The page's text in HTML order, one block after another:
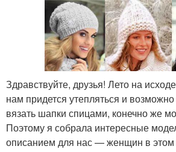
Здравствуйте, друзья! Лето на
нам придется утепляться и
вязать шапки спицами, конечно же
Поэтому я собрала интересные
описанием для нас — женщин в этом